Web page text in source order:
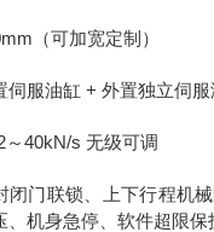
（可加宽定制）
伺服油缸 + 外置独立伺
～40kN/s 无级可调
闭门联锁、上下行程机
、机身急停、软件超限保